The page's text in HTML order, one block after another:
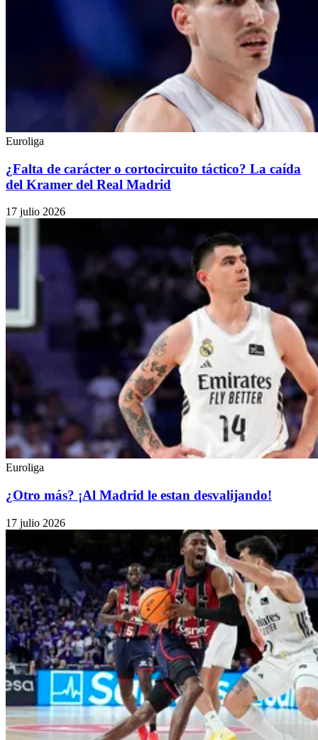
Euroliga
¿Falta de carácter o cortocircuito táctico? La caída
del Kramer del Real Madrid
17 julio 2026
Euroliga
¿Otro más? ¡Al Madrid le estan desvalijando!
17 julio 2026